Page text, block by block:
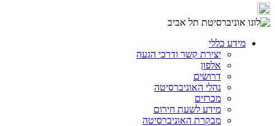
מידע כללי
יצירת קשר ודרכי הגעה
אלפון
דרושים
נהלי האוניברסיטה
מכרזים
מידע לשעת חירום
מבקרת האוניברסיטה